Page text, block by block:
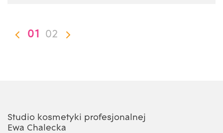
01 02
Studio kosmetyki profesjonalnej
Ewa Chalecka